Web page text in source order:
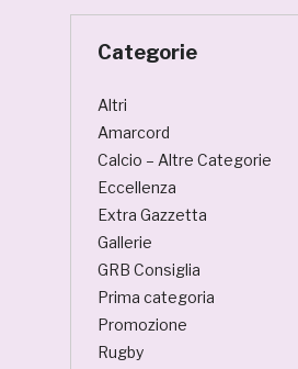
Categorie
Altri
Amarcord
Calcio – Altre Categorie
Eccellenza
Extra Gazzetta
Gallerie
GRB Consiglia
Prima categoria
Promozione
Rugby